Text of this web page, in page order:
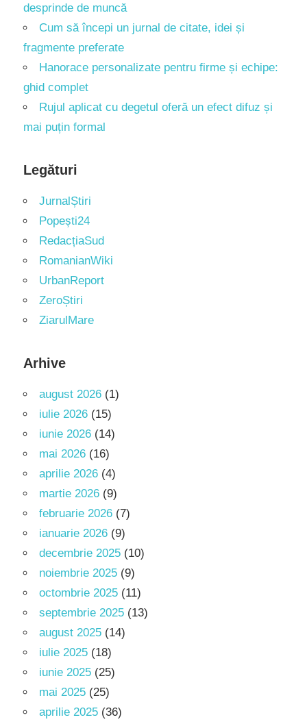
desprinde de muncă
Cum să începi un jurnal de citate, idei și
fragmente preferate
Hanorace personalizate pentru firme și echipe:
ghid complet
Rujul aplicat cu degetul oferă un efect difuz și
mai puțin formal
Legături
JurnalȘtiri
Popești24
RedacțiaSud
RomanianWiki
UrbanReport
ZeroȘtiri
ZiarulMare
Arhive
august 2026 (1)
iulie 2026 (15)
iunie 2026 (14)
mai 2026 (16)
aprilie 2026 (4)
martie 2026 (9)
februarie 2026 (7)
ianuarie 2026 (9)
decembrie 2025 (10)
noiembrie 2025 (9)
octombrie 2025 (11)
septembrie 2025 (13)
august 2025 (14)
iulie 2025 (18)
iunie 2025 (25)
mai 2025 (25)
aprilie 2025 (36)